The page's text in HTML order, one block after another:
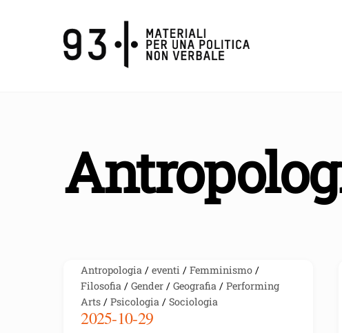
Antropologia / eventi / Femminismo /
Filosofia / Gender / Geografia / Performing
Arts / Psicologia / Sociologia
2025-10-29